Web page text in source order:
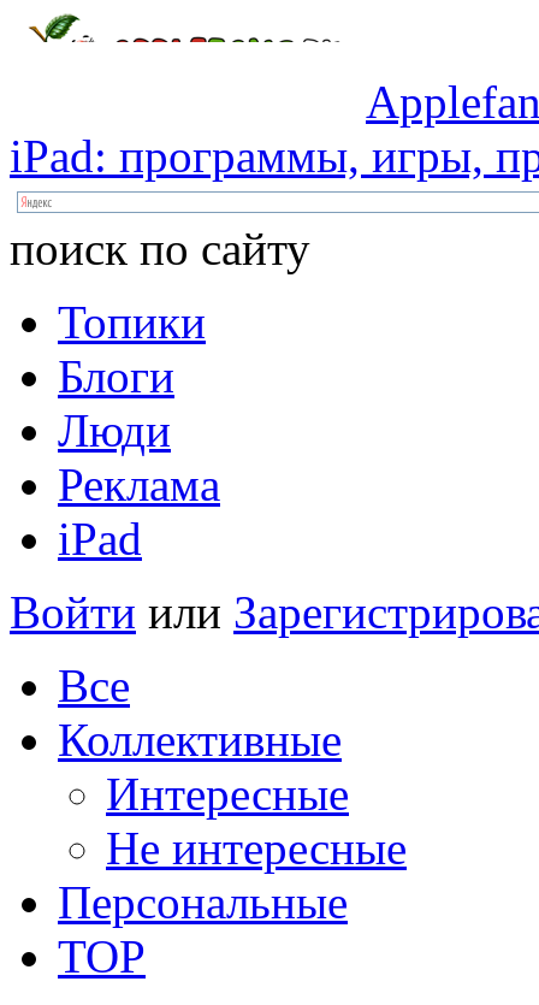
iPad: программы, игры,
поиск по сайту
Топики
Блоги
Люди
Реклама
iPad
Войти или
Все
Коллективные
Интересные
Не интересные
Персональные
TOP